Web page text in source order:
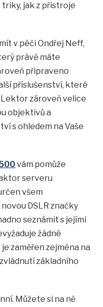
triky, jak z přístroje
v péči Ondřej Neff,
právě máte
připraveno
příslušenství, které
zároveň velice
objektivů a
s ohledem na Vaše
vám pomůže
serveru
všem
DSLR značky
seznámit s jejími
žádné
zaměřen zejména na
základního
Můžete si na ně